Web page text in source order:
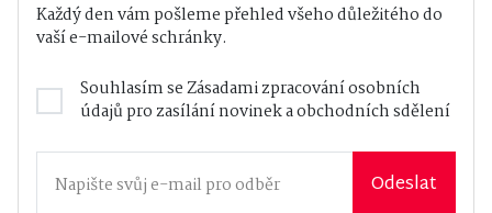
Každý den vám pošleme přehled všeho důležitého do
vaší e-mailové schránky.
Souhlasím seZásadami zpracování osobních
údajůpro zasílání novinek a obchodních sdělení
Odeslat